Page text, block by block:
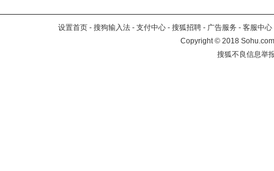
设置首页 - 搜狗输入法 - 支付中心 - 搜狐招聘 - 广告服务 - 客服中心
Copyright©2018
搜狐不良信息举